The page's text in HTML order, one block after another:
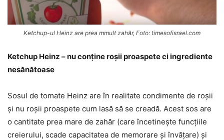
Ketchup-ul Heinz are prea mmult zahăr, Foto: timesofisrael.com
Ketchup Heinz – nu conține roșii proaspete ci ingrediente
nesănătoase
Sosul de tomate Heinz are în realitate condimente de roșii
și nu roșii proaspete cum lasă să se creadă. Acest sos are
o cantitate prea mare de zahăr (care încetinește funcțiile
creierului, scade capacitatea de memorare și învățare) și